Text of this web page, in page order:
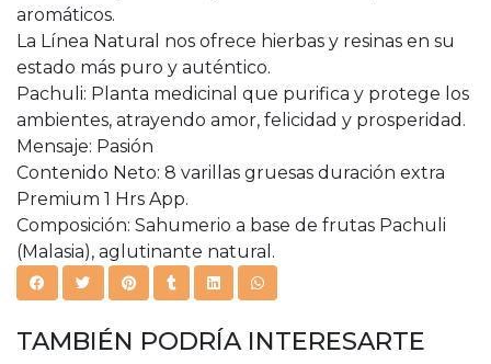
aromáticos.
La Línea Natural nos ofrece hierbas y resinas en su
estado más puro y auténtico.
Pachuli: Planta medicinal que purifica y protege los
ambientes, atrayendo amor, felicidad y prosperidad.
Mensaje: Pasión
Contenido Neto: 8 varillas gruesas duración extra
Premium 1 Hrs App.
Composición: Sahumerio a base de frutas Pachuli
(Malasia), aglutinante natural.
TAMBIÉN PODRÍA INTERESARTE